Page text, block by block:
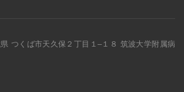
つくば市天久保２丁目１–１８ 筑波大学附属病